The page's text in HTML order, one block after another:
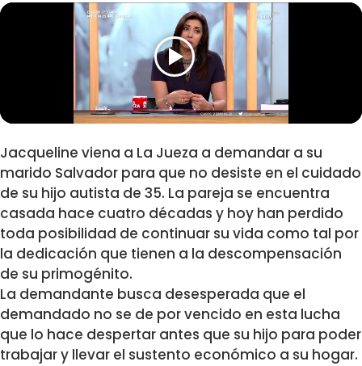
Jacqueline viena a La Jueza a demandar a su
marido Salvador para que no desiste en el cuidado
de su hijo autista de 35. La pareja se encuentra
casada hace cuatro décadas y hoy han perdido
toda posibilidad de continuar su vida como tal por
la dedicación que tienen a la descompensación
de su primogénito.
La demandante busca desesperada que el
demandado no se de por vencido en esta lucha
que lo hace despertar antes que su hijo para poder
trabajar y llevar el sustento económico a su hogar.